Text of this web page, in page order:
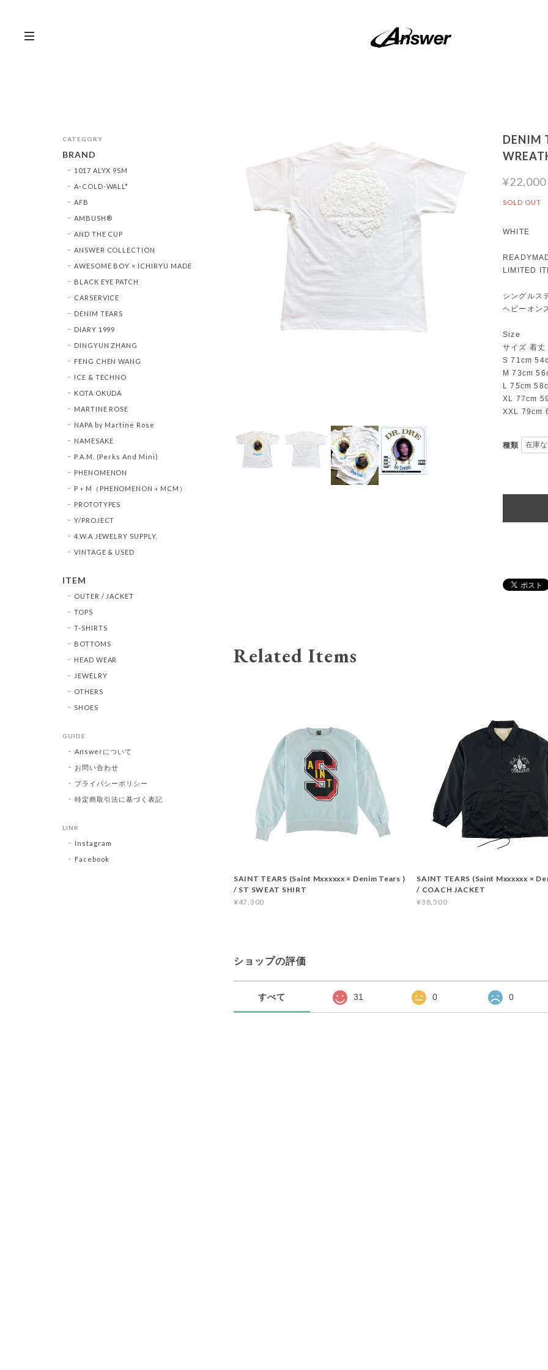
DENIM
¥22,000
SOLD OUT
WHITE
LIMITED
シングルス
ヘビーオン
Size
サイズ 着
S 71cm
M 73cm
L 75cm
XL 77cm
XXL 79cm
種類
Related Items
SAINT TEARS (Saint Mxxxxxx × Denim Tears )
/ ST SWEAT SHIRT
¥47,300
SAINT TEARS (Saint Mxxxxxx ×
/ COACH JACKET
¥38,500
ショップの評価
すべて 31 0 0
CATEGORY
BRAND
1017 ALYX 9SM
A-COLD-WALL*
AFB
AMBUSH®︎
AND THE CUP
ANSWER COLLECTION
AWESOME BOY × ICHIRYU MADE
BLACK EYE PATCH
CARSERVICE
DENIM TEARS
DIARY 1999
DINGYUN ZHANG
FENG CHEN WANG
ICE & TECHNO
KOTA OKUDA
MARTINE ROSE
NAPA by Martine Rose
NAMESAKE
P.A.M. (Perks And Mini)
PHENOMENON
P＋M（PHENOMENON＋MCM）
PROTOTYPES
Y/PROJECT
4.W.A JEWELRY SUPPLY.
VINTAGE & USED
ITEM
OUTER / JACKET
TOPS
T-SHIRTS
BOTTOMS
HEAD WEAR
JEWELRY
OTHERS
SHOES
GUIDE
Answerについて
お問い合わせ
プライバシーポリシー
特定商取引法に基づく表記
LINK
Instagram
Facebook